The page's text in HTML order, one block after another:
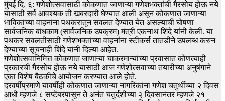
मुंबई दि. ६: गणेशोत्सवासाठी कोकणात जाणाऱ्या गणेशभक्तांची गैरसोय होऊ नये
यासाठी सर्व आवश्यक ती खबरदारी घेण्यात आली असून कोकणात जाणाऱ्या
भाविकांच्या वाहनांना पथकरातून सवलत देण्यात येत असल्याची घोषणा
सार्वजनिक बांधकाम (सार्वजनिक उपक्रम) मंत्री एकनाथ शिंदे यांनी केली. या
पथकर सवलतीसाठी गणेशभक्तांच्या वाहनांना स्टीकर्स तातडीने उपलब्ध करुन
देण्याच्या सूचनाही शिंदे यांनी दिल्या आहेत.
गणेशोत्सवानिमित्त कोकणात जाणाऱ्या चाकरमान्यांच्या प्रवासात कोणत्याही
प्रकारची गैरसोय होऊ नये यासाठी आज गणेशोत्सवाच्या तयारीच्या अनुषंगाने
एका विशेष बैठकीचे आयोजन करण्यात आले होते.
दरवर्षीप्रमाणे यावर्षीही कोकणात जाणाऱ्या नागरिकांना गणेश चतुर्थीच्या २ दिवस
आधी म्हणजे ८ सप्टेंबरपासून ते अनंत चतुर्दशीच्या २ दिवसानंतर म्हणजे २१